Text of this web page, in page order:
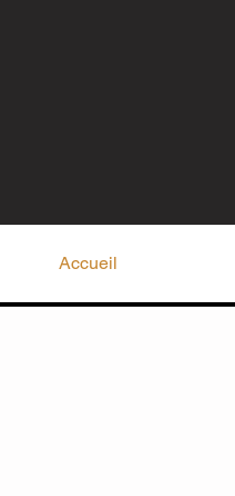
Accueil